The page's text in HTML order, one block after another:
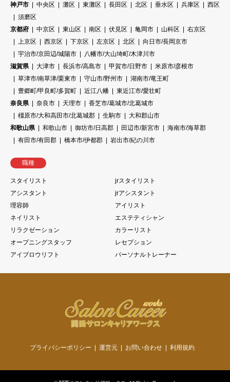
神戸市
中央区 灘区 東灘区 長田区 北区 垂水区 兵庫区
西区
須磨区
京都府
中京区 東山区 南区 伏見区 亀岡市 山科区
右京区
上京区
西京区 下京区 左京区 北区
向日市/長岡京市
宇治市/京田辺/城陽市
八幡市/大山埼町/木津川市
滋賀県
大津市 長浜市/高島市 甲賀市/日野市
米原市/彦根市
草津市/南草津/栗東市
守山市/野州市
湖南市/竜王町
豊郷町/甲良町/多賀町
近江八幡
東近江市/愛壮町
奈良県
奈良市 天理市
香芝市/葛城市/北葛城市
橿原市/大和高田市/北葛城郡
生駒市
大和郡山市
和歌山県
和歌山市 御坊市/日高郡 田辺市/新宮市
海南市/海草郡
有田市/有田郡
橋本市/伊都郡 岩出市/紀の川市
職種
スタイリスト
jrスタイリスト
アシスタント
jrアシスタント
理容師
アイリスト
ネイリスト
エステティシャン
リラクゼーション
カラーリスト
オープニングスタッフ
レセプション
アイブロウリフト
パーソナルトレーナー
プライバシーポリシー 運営元 お問い合わせ 利用規約